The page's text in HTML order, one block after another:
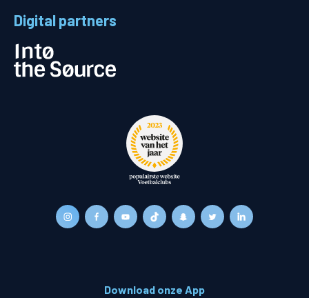
Digital partners
Download onze App